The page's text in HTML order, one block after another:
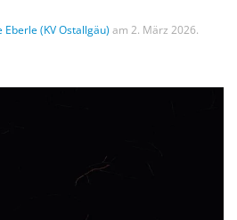
Eberle (KV Ostallgäu) am 2. März 2026.